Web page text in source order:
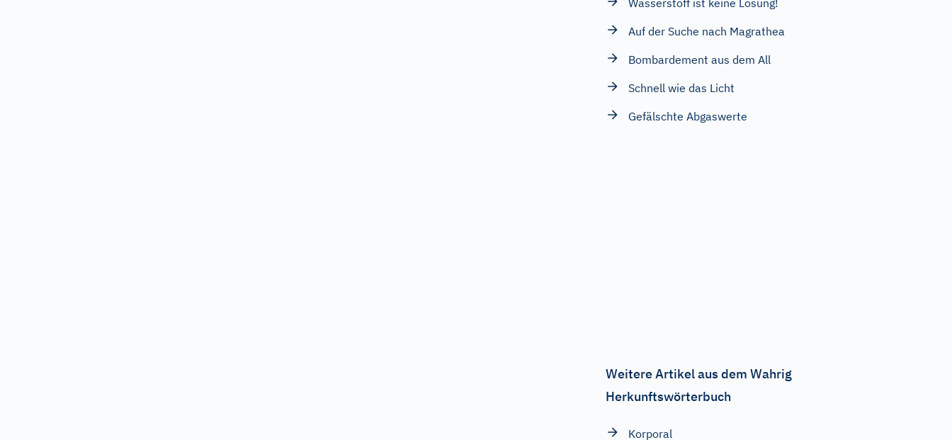
Wasserstoff ist keine Lösung!
Auf der Suche nach Magrathea
Bombardement aus dem All
Schnell wie das Licht
Gefälschte Abgaswerte
Weitere Artikel aus dem Wahrig
Herkunftswörterbuch
Korporal